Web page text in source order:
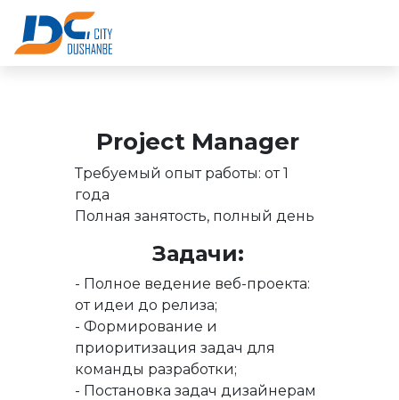
Project Manager
Требуемый опыт работы: от 1
года
Полная занятость, полный день
Задачи:
- Полное ведение веб-проекта:
от идеи до релиза;
- Формирование и
приоритизация задач для
команды разработки;
- Постановка задач дизайнерам